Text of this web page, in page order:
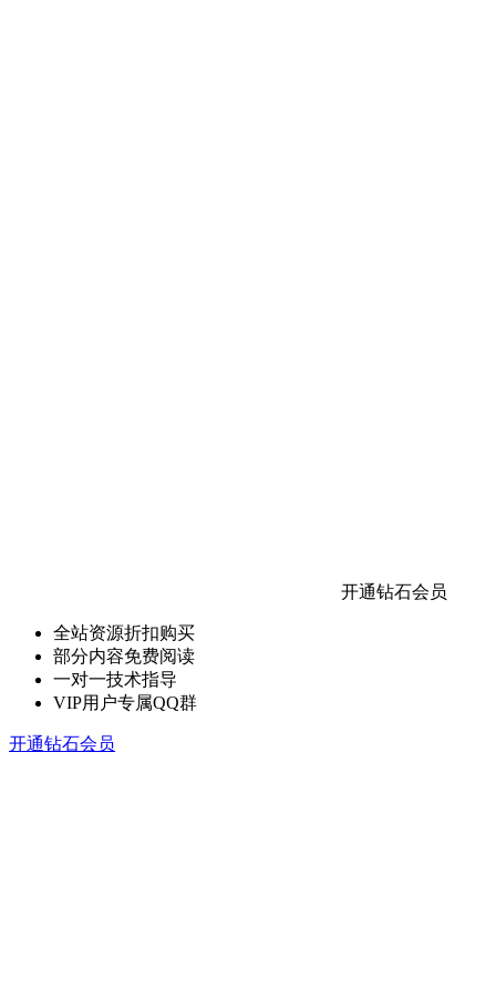
开通钻石会员
全站资源折扣购买
部分内容免费阅读
一对一技术指导
VIP用户专属QQ群
开通钻石会员